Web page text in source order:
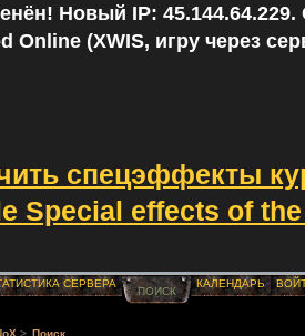
Новый IP: 45.144.64.229.
Online (XWIS, игру через
спецэффекты
Special effects of
СЕРВЕРА
ПОИСК
КАЛЕНДАРЬ
> Поиск